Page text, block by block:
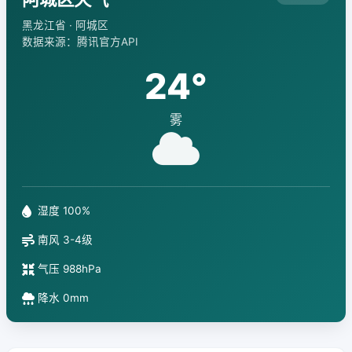
黑龙江省 · 阿城区
数据来源：腾讯官方API
24°
雾
湿度 100%
南风 3-4级
气压 988hPa
降水 0mm